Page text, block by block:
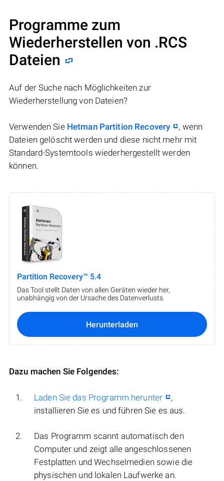
Programme zum
Wiederherstellen von .RCS
Dateien
Auf der Suche nach Möglichkeiten zur
Wiederherstellung von Dateien?
Verwenden Sie Hetman Partition Recovery
, wenn
Dateien gelöscht werden und diese nicht mehr mit
Standard-Systemtools wiederhergestellt werden
können.
Partition Recovery™ 5.4
Das Tool stellt Daten von allen Geräten wieder her,
unabhängig von der Ursache des Datenverlusts.
Herunterladen
Dazu machen Sie Folgendes:
Laden Sie das Programm herunter
,
installieren Sie es und führen Sie es aus.
Das Programm scannt automatisch den
Computer und zeigt alle angeschlossenen
Festplatten und Wechselmedien sowie die
physischen und lokalen Laufwerke an.